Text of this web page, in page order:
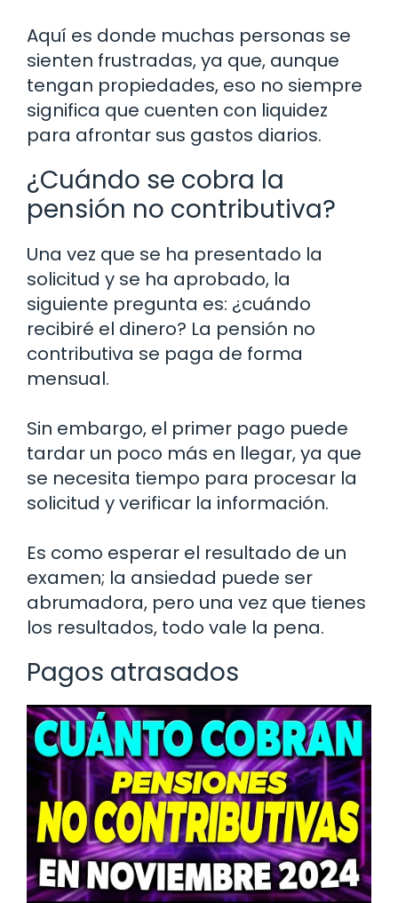
Aquí es donde muchas personas se
sienten frustradas, ya que, aunque
tengan propiedades, eso no siempre
significa que cuenten con liquidez
para afrontar sus gastos diarios.
¿Cuándo se cobra la
pensión no contributiva?
Una vez que se ha presentado la
solicitud y se ha aprobado, la
siguiente pregunta es: ¿cuándo
recibiré el dinero? La pensión no
contributiva se paga de forma
mensual.
Sin embargo, el primer pago puede
tardar un poco más en llegar, ya que
se necesita tiempo para procesar la
solicitud y verificar la información.
Es como esperar el resultado de un
examen; la ansiedad puede ser
abrumadora, pero una vez que tienes
los resultados, todo vale la pena.
Pagos atrasados